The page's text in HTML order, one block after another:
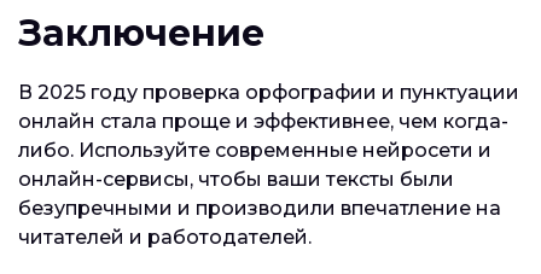
Заключение
В 2025 году проверка орфографии и пунктуации
онлайн стала проще и эффективнее, чем когда-
либо. Используйте современные нейросети и
онлайн-сервисы, чтобы ваши тексты были
безупречными и производили впечатление на
читателей и работодателей.